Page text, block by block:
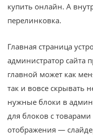
купить онлайн. А
перелинковка.
Главная страница
администратор сайта
главной может как
так и вовсе скрывать
нужные блоки в
для блоков с
отображения —